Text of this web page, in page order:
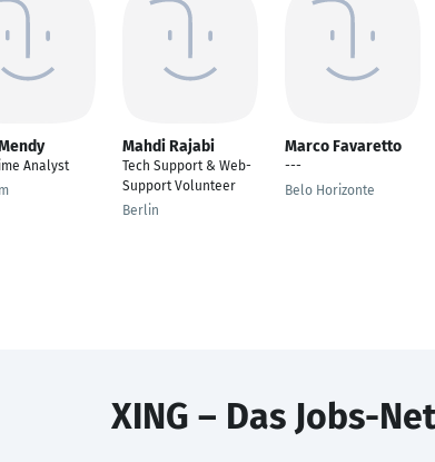
Analyst
Mahdi Rajabi
Tech Support & Web-
Support Volunteer
Berlin
Marco Favaretto
---
Belo Horizonte
XING – Das Jobs-